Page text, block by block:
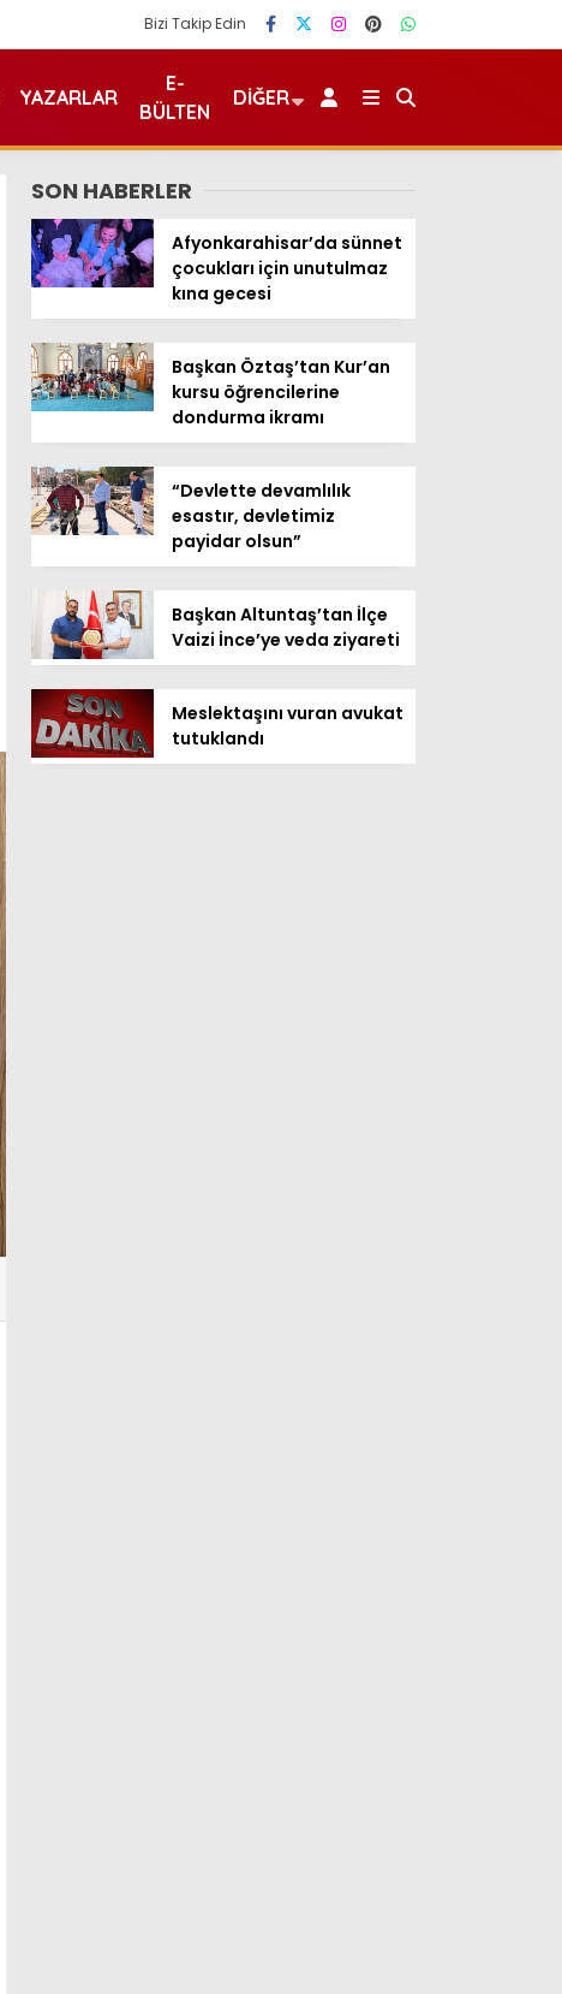
Bizi Takip Edin
YAZARLAR
E-
BÜLTEN
DIĞER
SON HABERLER
Afyonkarahisar’da sünnet
çocukları için unutulmaz
kına gecesi
Başkan Öztaş’tan Kur’an
kursu öğrencilerine
dondurma ikramı
“Devlette devamlılık
esastır, devletimiz
payidar olsun”
Başkan Altuntaş’tan İlçe
Vaizi İnce’ye veda ziyareti
Meslektaşını vuran avukat
tutuklandı